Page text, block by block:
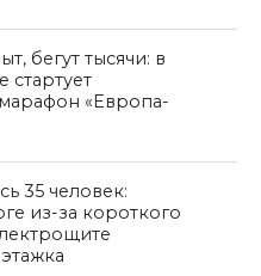
бегут тысячи: в
стартует
«Европа-
35 человек:
из-за короткого